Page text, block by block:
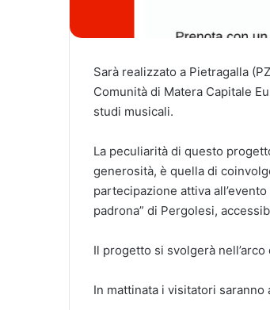
Sarà realizzato a Pietragalla
Comunità di Matera Capitale
studi musicali.
La peculiarità di questo
generosità, è quella di
partecipazione attiva
padrona” di Pergolesi,
Il progetto si svolgerà nell’arco
In mattinata i visitatori